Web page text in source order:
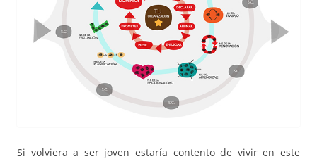
Si volviera a ser joven estaría contento de vivir en este